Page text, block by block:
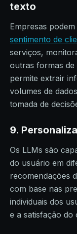
texto
Empresas
sentimento de
serviços,
outras formas de
permite extrair
volumes de
tomada de
9.
Os LLMs são
do usuário em
recomendações
com base nas
individuais dos
e a satisfação do